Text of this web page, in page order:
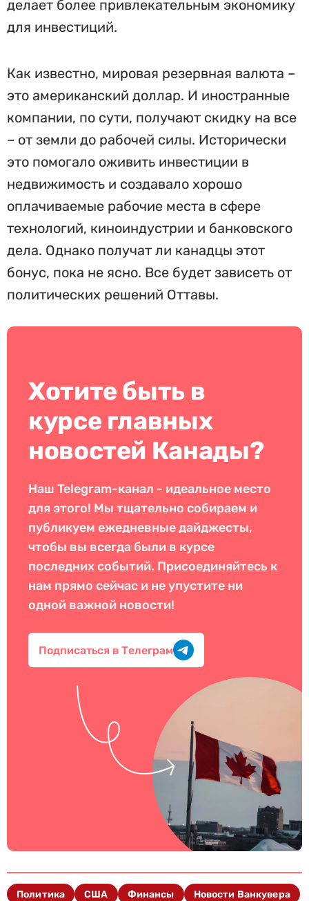
делает более привлекательным экономику
для инвестиций.
Как известно, мировая резервная валюта –
это американский доллар. И иностранные
компании, по сути, получают скидку на все
– от земли до рабочей силы. Исторически
это помогало оживить инвестиции в
недвижимость и создавало хорошо
оплачиваемые рабочие места в сфере
технологий, киноиндустрии и банковского
дела. Однако получат ли канадцы этот
бонус, пока не ясно. Все будет зависеть от
политических решений Оттавы.
Хотите быть в
курсе главных
новостей Канады?
Наш Telegram-канал - идеальное место
для этого! Мы тщательно собираем и
публикуем ежедневные дайджесты,
чтобы вы всегда были в курсе
последних событий. Присоединяйтесь к
нам прямо сейчас и не упустите ни
одной важной новости!
Подписаться в Телеграм
Политика США Финансы Новости Ванкувера